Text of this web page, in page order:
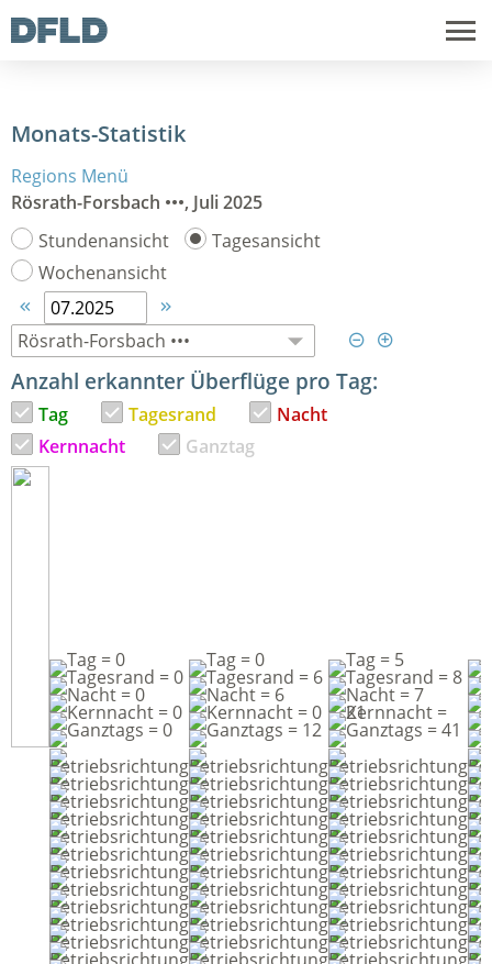
Monats-Statistik
Regions Menü
Rösrath-Forsbach •••, Juli 2025
Stundenansicht
Tagesansicht
Wochenansicht




Anzahl erkannter Überflüge pro Tag:
Tag Tagesrand
Nacht
Kernnacht
Ganztag